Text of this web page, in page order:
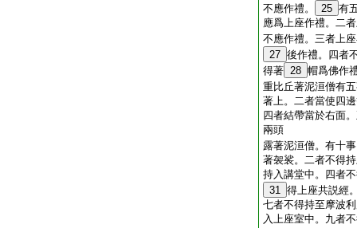
不應作禮。
25 有
應爲上座作禮。二
不應作禮。三者上
27 後作禮。四者
得著 28 帽爲佛作
重比丘著泥洹僧有
著上。二者當使四
四者結帶當於右面
兩頭
露著泥洹僧。有十
著袈裟。二者不得
持入講堂中。四者
31 得上座共説經
七者不得持至摩波
入上座室中。九者